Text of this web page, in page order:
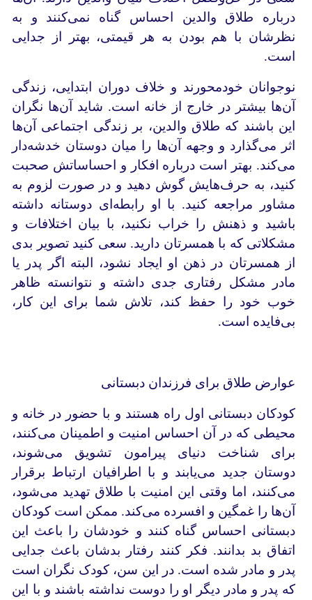
درباره طلاق والدین احساس گناه نمی‌کنند و به
نظرشان با هم بودن به هر قیمتی، بهتر از جدایی
است.
نوجوانان خودمحورند و خلاف دوران ابتدایی، زندگی
آن‌ها بیشتر در خارج از خانه است. شاید آن‌ها نگران
این باشند که طلاق والدین، بر زندگی اجتماعی آن‌ها
اثر می‌گذارد و وجهه آن‌ها را میان دوستان خدشه‌دار
می‌کند. بهتر است درباره افکار و احساساتش صحبت
کنید، به حرف‌هایش گوش دهید و در صورت لزوم به
مشاور مراجعه کنید. با او رابطه‌ای دوستانه داشته
باشید و ذهنش را خراب نکنید، با بیان اختلافات و
مشکلاتی که با همسرتان دارید. سعی کنید تصویر بدی
از همسرتان در ذهن او ایجاد نشود، البته اگر پدر یا
مادر مشکل رفتاری جدی داشته و نتوانسته ظاهر
خوب خود را حفظ کند، تلاش شما برای این کار،
بی‌فایده است.
عوارض طلاق برای فرزندان دبستانی
کودکان دبستانی اول راه هستند و با حضور در خانه و
محیطی که در آن احساس امنیت و اطمینان می‌کنند،‌
برای شناخت دنیای پیرامون تشویق می‌شوند،
دوستان جدید می‌یابند و با اطرافیان ارتباط برقرار
می‌کنند، اما وقتی این امنیت با طلاق تهدید می‌شود،
آن‌ها را غمگین و افسرده می‌کند. ممکن است کودکان
دبستانی احساس گناه کنند و خودشان را باعث این
اتفاق بد بدانند. فکر کنند رفتار بدشان باعث جدایی
پدر و مادر شده است. در این سن، کودک نگران است
که پدر و مادر دیگر او را دوست نداشته باشند و با این